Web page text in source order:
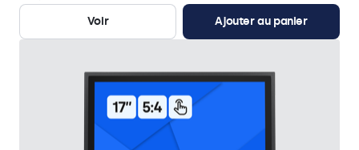
Voir
Ajouter au panier